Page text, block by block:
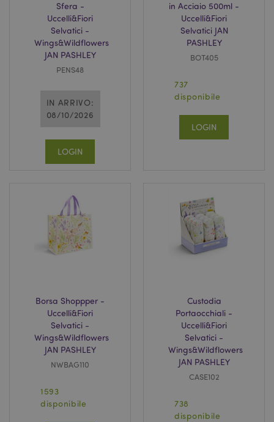
Sfera -
Uccelli&Fiori
Selvatici -
Wings&Wildflowers
JAN PASHLEY
PENS48
IN ARRIVO:
08/10/2026
LOGIN
in Acciaio 500ml -
Uccelli&Fiori
Selvatici JAN
PASHLEY
BOT405
737
disponibile
LOGIN
Borsa Shoppper -
Uccelli&Fiori
Selvatici -
Wings&Wildflowers
JAN PASHLEY
NWBAG110
1593
disponibile
Custodia
Portaocchiali -
Uccelli&Fiori
Selvatici -
Wings&Wildflowers
JAN PASHLEY
CASE102
738
disponibile